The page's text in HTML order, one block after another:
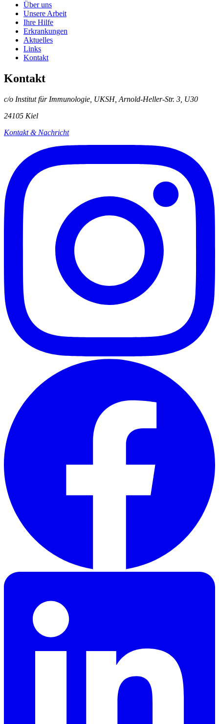
Über uns
Unsere Arbeit
Ihre Hilfe
Erkrankungen
Aktuelles
Links
Kontakt
Kontakt
c/o Institut für Immunologie, UKSH, Arnold-Heller-Str. 3, U30
24105 Kiel
Kontakt & Nachricht